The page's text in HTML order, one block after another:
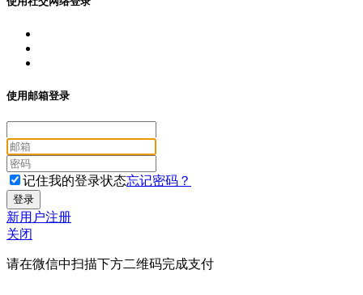
使用邮箱登录
记住我的登录状态忘记密码？
新用户注册
关闭
请在微信中扫描下方二维码完成支付